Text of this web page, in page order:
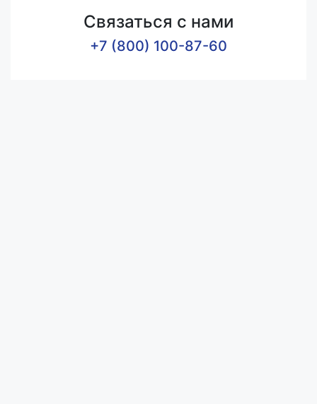
Связаться с нами
+7 (800) 100-87-60